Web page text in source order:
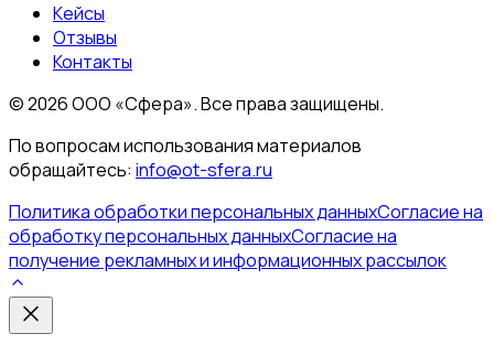
Кейсы
Отзывы
Контакты
©2026ООО «Сфера». Все права защищены.
По вопросам использования материалов
обращайтесь: info@ot-sfera.ru
Политика обработки персональных данныхСогласие на
обработку персональных данныхСогласие на
получение рекламных и информационных рассылок